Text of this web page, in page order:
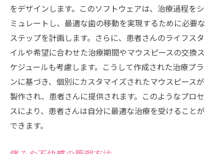
をデザインします。このソフトウェアは、治療過程をシ
ミュレートし、最適な歯の移動を実現するために必要な
ステップを計画します。さらに、患者さんのライフスタ
イルや希望に合わせた治療期間やマウスピースの交換ス
ケジュールも考慮します。こうして作成された治療プラ
ンに基づき、個別にカスタマイズされたマウスピースが
製作され、患者さんに提供されます。このようなプロセ
スにより、患者さんは自分に最適な治療を受けることが
できます。